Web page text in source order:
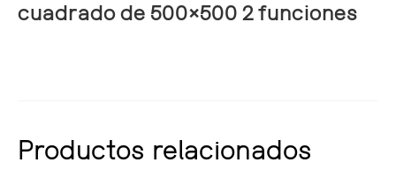
cuadrado de 500×500 2 funciones
Productos relacionados